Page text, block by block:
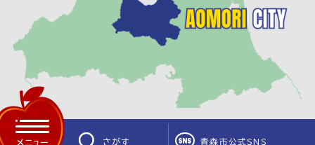
メニュー さがす 青森市公式SNS